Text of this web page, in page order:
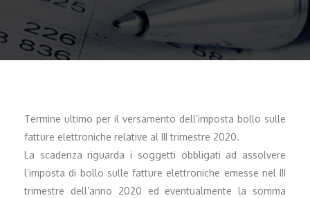
Termine ultimo per il versamento dell’imposta bollo sulle
fatture elettroniche relative al III trimestre 2020.
La scadenza riguarda i soggetti obbligati ad assolvere
l’imposta di bollo sulle fatture elettroniche emesse nel III
trimestre dell’anno 2020 ed eventualmente la somma